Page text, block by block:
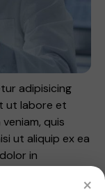
adipisicing
ut labore et
quis
ut aliquip ex ea
in
×